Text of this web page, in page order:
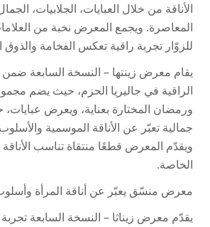
الأناقة من خلال العبايات، الجلابيات،
المعاصرة. ويجمع المعرض نخبة من
للزوّار تجربة راقية تعكس الفخامة
يقام معرض زينتها – النسخة السابعة ضمن
الراقية في جاليريا الحزم، حيث يضم
ورمضان المختارة بعناية، ويعرض عبايات،
جمالية تعبّر عن الأناقة الموسمية
ويقدّم المعرض قطعًا منتقاة تناسب الأناقة
الخاصة.
معرض منسّق يعبّر عن أناقة المرأة وأسلوب
يقدّم معرض زيناثا – النسخة السابعة تجربة